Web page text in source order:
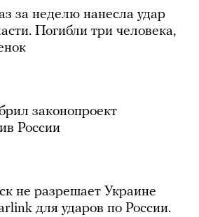
за неделю нанесла удар
Погибли три человека,
законопроект
России
не разрешает Украине
для ударов по России.